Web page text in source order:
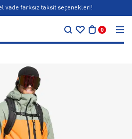
vade farksız taksit seçenekleri!
0